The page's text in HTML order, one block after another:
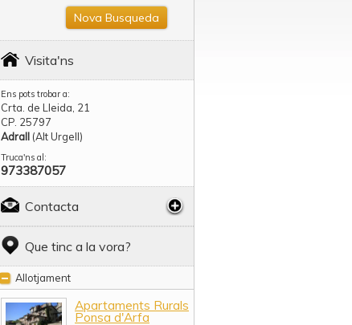
Nova Busqueda
Visita'ns
Ens pots trobar a:
Crta. de Lleida, 21
CP. 25797
Adrall (Alt Urgell)
Truca'ns al:
973387057
Contacta
Que tinc a la vora?
Allotjament
Apartaments Rurals
Ponsa d'Arfa